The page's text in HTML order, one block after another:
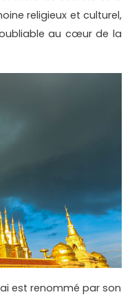
religieux et culturel,
au cœur de la
est renommé par son